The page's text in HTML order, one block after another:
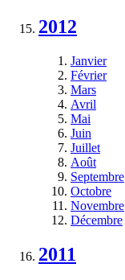
2012
Janvier
Février
Mars
Avril
Mai
Juin
Juillet
Août
Septembre
Octobre
Novembre
Décembre
2011